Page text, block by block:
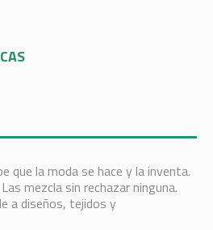
que la moda se hace y la inventa.
mezcla sin rechazar ninguna.
a diseños, tejidos y